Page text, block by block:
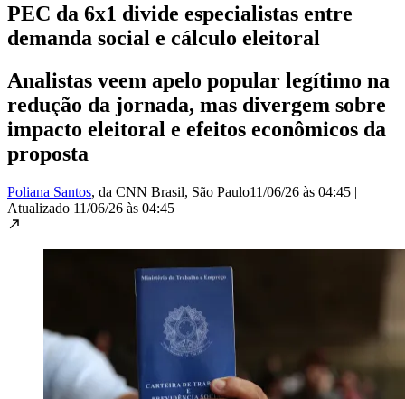
PEC da 6x1 divide especialistas entre
demanda social e cálculo eleitoral
Analistas veem apelo popular legítimo na
redução da jornada, mas divergem sobre
impacto eleitoral e efeitos econômicos da
proposta
Poliana Santos, da CNN Brasil, São Paulo11/06/26 às 04:45 |
Atualizado 11/06/26 às 04:45